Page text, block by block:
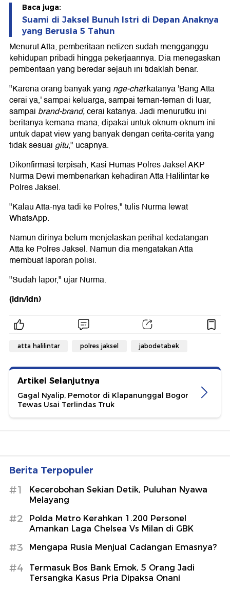
Baca juga:
Suami di Jaksel Bunuh Istri di Depan Anaknya
yang Berusia 5 Tahun
Menurut Atta, pemberitaan netizen sudah mengganggu
kehidupan pribadi hingga pekerjaannya. Dia menegaskan
pemberitaan yang beredar sejauh ini tidaklah benar.
"Karena orang banyak yang nge-chatkatanya 'Bang Atta
cerai ya,' sampai keluarga, sampai teman-teman di luar,
sampai brand-brand,cerai katanya. Jadi menurutku ini
beritanya kemana-mana, dipakai untuk oknum-oknum ini
untuk dapat view yang banyak dengan cerita-cerita yang
tidak sesuaigitu," ucapnya.
Dikonfirmasi terpisah, Kasi Humas Polres Jaksel AKP
Nurma Dewi membenarkan kehadiran Atta Halilintar ke
Polres Jaksel.
"Kalau Atta-nya tadi ke Polres," tulis Nurma lewat
WhatsApp.
Namun dirinya belum menjelaskan perihal kedatangan
Atta ke Polres Jaksel. Namun dia mengatakan Atta
membuat laporan polisi.
"Sudah lapor," ujar Nurma.
(idn/idn)
atta halilintar polres jaksel jabodetabek
Artikel Selanjutnya
Gagal Nyalip, Pemotor di Klapanunggal Bogor
Tewas Usai Terlindas Truk
Berita Terpopuler
#1
Kecerobohan Sekian Detik, Puluhan Nyawa
Melayang
#2
Polda Metro Kerahkan 1.200 Personel
Amankan Laga Chelsea Vs Milan di GBK
#3 Mengapa Rusia Menjual Cadangan Emasnya?
#4
Termasuk Bos Bank Emok, 5 Orang Jadi
Tersangka Kasus Pria Dipaksa Onani